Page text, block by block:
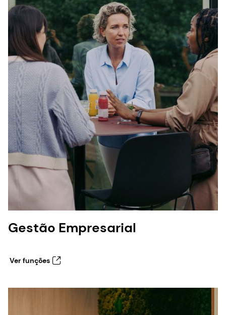
Gestão Empresarial
Ver funções